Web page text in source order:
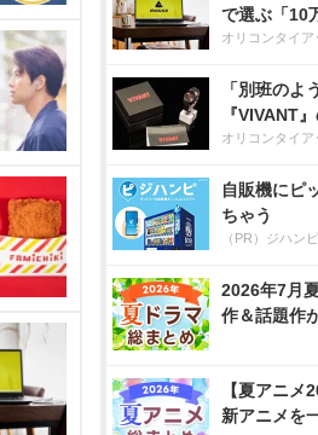
で選ぶ「10
オリコンタイア
「別班のよ
『VIVANT
オリコンタイア
自販機にピ
ちゃう
（PR）ジハンピ
2026年7月
作＆話題作
【夏アニメ
新アニメを